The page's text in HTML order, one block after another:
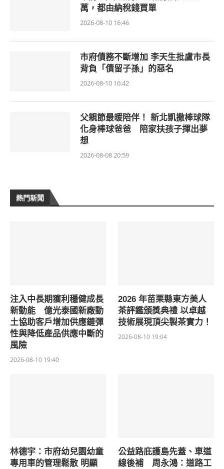
萬，都由納稅錢買單
2026-08-10 16:46
市府債務不斷增加 李天生批盧市長
背負「債留子孫」的惡名
2026-08-10 16:42
父親節最暖陪伴！ 新北凱撒棒球隊
化身棒球爸爸 陪家扶孩子揮出夢
想
2026-08-08 20:59
熱門新聞
注入中長期獲利穩健成長
新動能 億光泰國新廠動
土協助客戶增加供應鏈彈
性與降低產品供應中斷的
風險
2026-08-10 19:40
2026 年苗栗縣東方美人
茶評鑑頒獎典禮 以卓越
技術展現頂尖製茶實力！
2026-08-10 19:04
林德宇：市府幼兒園幼童
專用車的管理鬆散 明顯
公益路庇護島先蓋、車道
線後補 周永鴻：道路工